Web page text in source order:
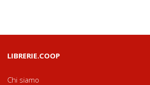
LIBRERIE.COOP
Chi siamo